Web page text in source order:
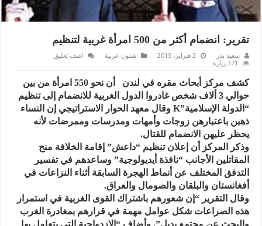
تقرير: انضمام أكثر من 500 امرأة غربية لتنظيم
سعيد بدر 2 فبراير، 2015 شئون عربية
اضف تعليق
371 زيارة
كشف مركز أبحاث مقره في لندن أن نحو 550 امرأة من بين
حوالي 3 ألاف شخص غادروا الدول الغربية للانضمام إلى تنظيم
“الدولة الإسلامية”K وقال معهد الحوار الاستراتيجي إن النساء
ذهبن باعتبارهن زوجات وأمهات ومدرسات وممرضات لأنه
يحظر عليهن الانضمام للقتال.
وذكر المركز أن إعلان تنظيم “داعش” إقامة الخلافة منح
المقاتلين الأجانب “نافذة أيديولوجية” وساعدهم في تفسير
التدفق المختلف عن أنماط الهجرة السابقة أثناء النزاعات في
أفغانستان والبلقان والصومال والعراق.
وقال التقرير “إن شعورهم باشتراك القوى الغربية في استمرار
هذه الصراعات شكل عوامل مهمة في قرارهم بمغادرة الغرب
والبحث عن مجتمع بديل”. وأضاف “الازدواجية التي يتعامل بها